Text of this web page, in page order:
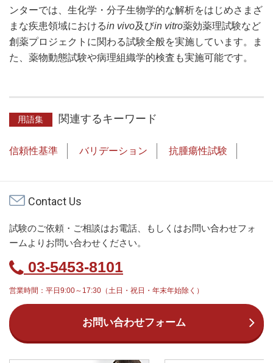
ンターでは、生化学・分子生物学的な解析をはじめさまざ
まな疾患領域におけるin vivo及びin vitro薬効薬理試験など
創薬プロジェクトに関わる試験全般を実施しています。ま
た、薬物動態試験や病理組織学的検査も実施可能です。
用語集 関連するキーワード
信頼性基準 バリデーション 抗腫瘍性試験
Contact Us
試験のご依頼・ご相談はお電話、もしくはお問い合わせフォ
ームよりお問い合わせください。
03-5453-8101
営業時間：平日9:00～17:30（土日・祝日・年末年始除く）
お問い合わせフォーム